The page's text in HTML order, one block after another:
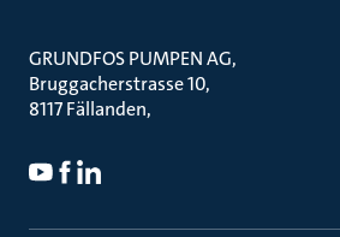
GRUNDFOS PUMPEN AG
Bruggacherstrasse 10
8117 Fällanden